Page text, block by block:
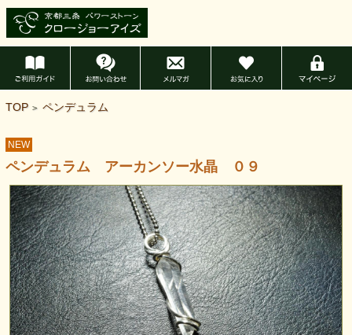
TOP > ペンデュラム
NEW
ペンデュラム アーカンソー水晶 ０９